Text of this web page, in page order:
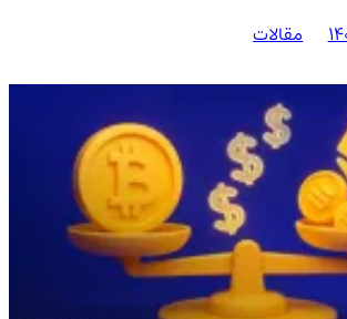
مقالات